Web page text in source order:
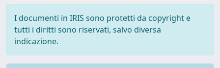
I documenti in IRIS sono protetti da copyright e
tutti i diritti sono riservati, salvo diversa
indicazione.